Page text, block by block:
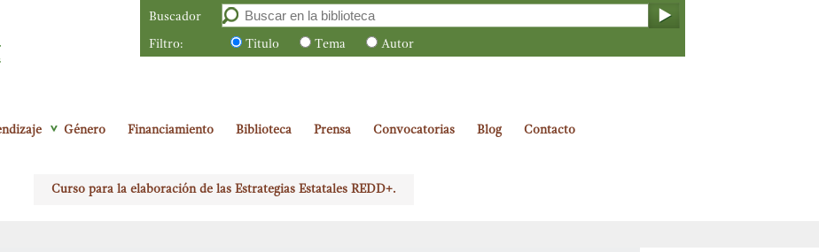
Buscador
Filtro: Titulo Tema Autor
Género Financiamiento Biblioteca Prensa Convocatorias Blog Contacto
Curso para la elaboración de las Estrategias Estatales REDD+.